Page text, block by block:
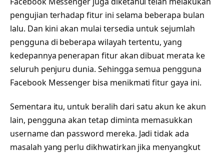
pengujian terhadap fitur ini selama beberapa bulan
lalu. Dan kini akan mulai tersedia untuk sejumlah
pengguna di beberapa wilayah tertentu, yang
kedepannya penerapan fitur akan dibuat merata ke
seluruh penjuru dunia. Sehingga semua pengguna
Facebook Messenger bisa menikmati fitur gaya ini.
Sementara itu, untuk beralih dari satu akun ke akun
lain, pengguna akan tetap diminta memasukkan
username dan password mereka. Jadi tidak ada
masalah yang perlu dikhwatirkan jika menyangkut